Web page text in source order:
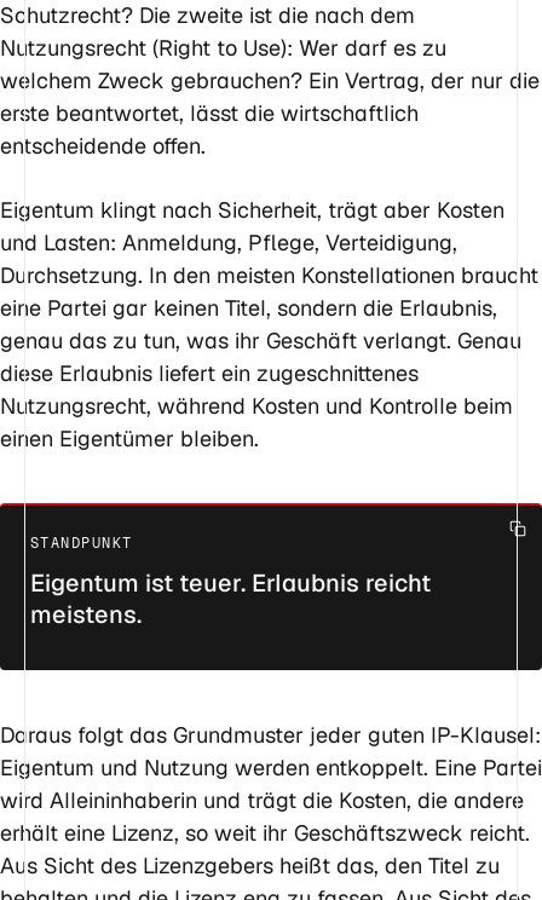
Schutzrecht? Die zweite ist die nach dem
Nutzungsrecht (Right to Use): Wer darf es zu
welchem Zweck gebrauchen? Ein Vertrag, der nur die
erste beantwortet, lässt die wirtschaftlich
entscheidende offen.
Eigentum klingt nach Sicherheit, trägt aber Kosten
und Lasten: Anmeldung, Pflege, Verteidigung,
Durchsetzung. In den meisten Konstellationen braucht
eine Partei gar keinen Titel, sondern die Erlaubnis,
genau das zu tun, was ihr Geschäft verlangt. Genau
diese Erlaubnis liefert ein zugeschnittenes
Nutzungsrecht, während Kosten und Kontrolle beim
einen Eigentümer bleiben.
Eigentum ist teuer. Erlaubnis reicht
meistens.
Daraus folgt das Grundmuster jeder guten IP-Klausel:
Eigentum und Nutzung werden entkoppelt. Eine Partei
wird Alleininhaberin und trägt die Kosten, die andere
erhält eine Lizenz, so weit ihr Geschäftszweck reicht.
Aus Sicht des Lizenzgebers heißt das, den Titel zu